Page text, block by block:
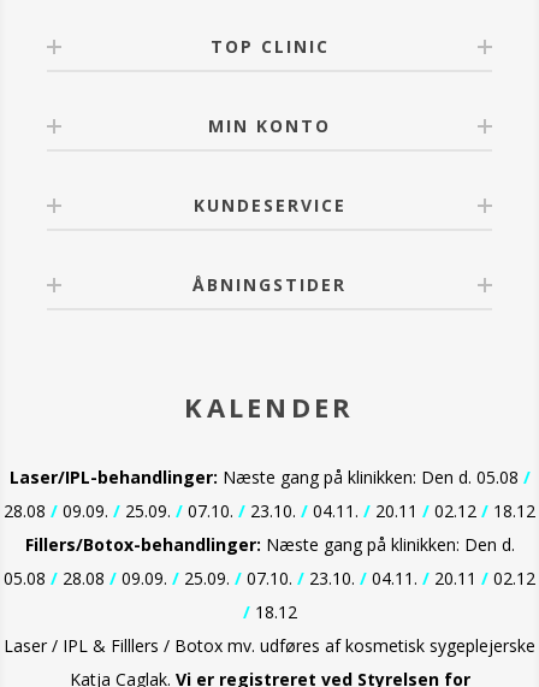
vejrforhold. Det mikroniserede titanium og andre
- Let, naturlig og lysende dækkeevne
TOP CLINIC
MIN KONTO
KUNDESERVICE
ÅBNINGSTIDER
KALENDER
Laser/IPL-behandlinger: Næste gang på klinikken: Den d. 05.08 /
28.08 / 09.09. / 25.09. / 07.10. / 23.10. / 04.11. / 20.11 / 02.12 / 18.12
Fillers/Botox-behandlinger: Næste gang på klinikken: Den d.
05.08 / 28.08 / 09.09. / 25.09. / 07.10. / 23.10. / 04.11. / 20.11 / 02.12
/18.12
Laser / IPL & Filllers / Botox mv. udføres af kosmetisk sygeplejerske
Katja Caglak. Vi er registreret ved Styrelsen for